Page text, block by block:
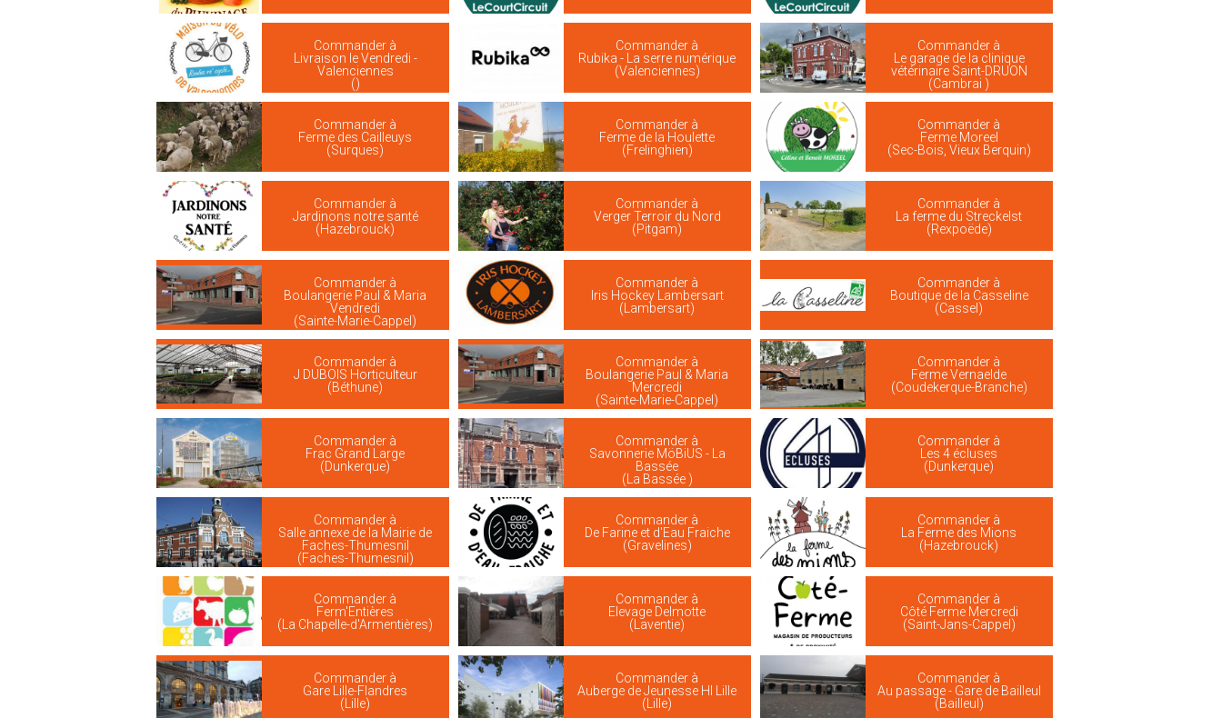
Commander à
Livraison le Vendredi -
Valenciennes
()
Commander à
Rubika - La serre numérique
(Valenciennes)
Commander à
Le garage de la clinique
vétérinaire Saint-DRUON
(Cambrai )
Commander à
Ferme des Cailleuys
(Surques)
Commander à
Ferme de la Houlette
(Frelinghien)
Commander à
Ferme Moreel
(Sec-Bois, Vieux Berquin)
Commander à
Jardinons notre santé
(Hazebrouck)
Commander à
Verger Terroir du Nord
(Pitgam)
Commander à
La ferme du Streckelst
(Rexpoëde)
Commander à
Boulangerie Paul & Maria
Vendredi
(Sainte-Marie-Cappel)
Commander à
Iris Hockey Lambersart
(Lambersart)
Commander à
Boutique de la Casseline
(Cassel)
Commander à
J DUBOIS Horticulteur
(Béthune)
Commander à
Boulangerie Paul & Maria
Mercredi
(Sainte-Marie-Cappel)
Commander à
Ferme Vernaelde
(Coudekerque-Branche)
Commander à
Frac Grand Large
(Dunkerque)
Commander à
Savonnerie MöBiUS - La
Bassée
(La Bassée )
Commander à
Les 4 écluses
(Dunkerque)
Commander à
Salle annexe de la Mairie de
Faches-Thumesnil
(Faches-Thumesnil)
Commander à
De Farine et d'Eau Fraiche
(Gravelines)
Commander à
La Ferme des Mions
(Hazebrouck)
Commander à
Ferm'Entières
(La Chapelle-d'Armentières)
Commander à
Elevage Delmotte
(Laventie)
Commander à
Côté Ferme Mercredi
(Saint-Jans-Cappel)
Commander à
Gare Lille-Flandres
(Lille)
Commander à
Auberge de Jeunesse HI Lille
(Lille)
Commander à
Au passage - Gare de Bailleul
(Bailleul)